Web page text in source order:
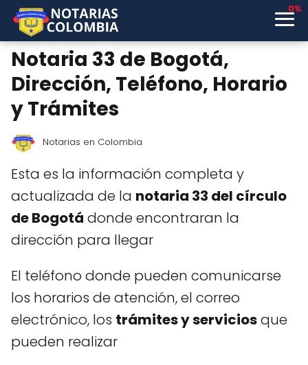
0%
Notaria 33 de Bogotá,
Dirección, Teléfono, Horario
y Trámites
Notarias en Colombia
Esta es la información completa y
actualizada de la notaria 33 del círculo
de Bogotá donde encontraran la
dirección para llegar
El teléfono donde pueden comunicarse
los horarios de atención, el correo
electrónico, los trámites y serviciosque
pueden realizar